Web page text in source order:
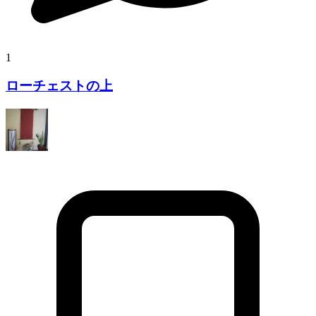
1
ローチェストの上